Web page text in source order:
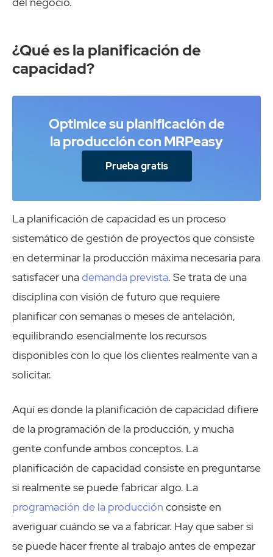
¿Qué es la planificación de
capacidad?
Optimice su planificación de
la producción con MRPeasy
Prueba gratis
La planificación de capacidad es un proceso
sistemático de gestión de proyectos que consiste
en determinar la producción máxima necesaria para
satisfacer unademanda prevista. Se trata de una
disciplina con visión de futuro que requiere
planificar con semanas o meses de antelación,
equilibrando esencialmente los recursos
disponibles con lo que los clientes realmente van a
solicitar.
Aquí es donde la planificación de capacidad difiere
de la programación de la producción, y mucha
gente confunde ambos conceptos. La
planificación de capacidad consiste en preguntarse
si realmente se puede fabricar algo. La
programación de la producción consiste en
averiguar cuándo se va a fabricar. Hay que saber si
se puede hacer frente al trabajo antes de empezar